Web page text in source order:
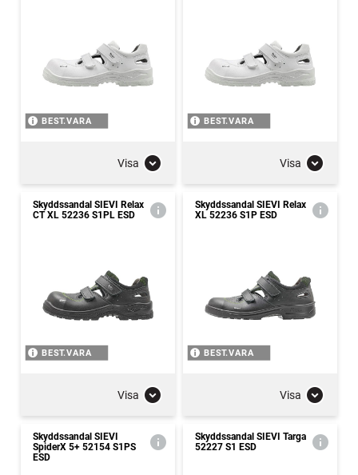
BEST.VARA
Visa
BEST.VARA
Visa
Skyddssandal SIEVI Relax
CT XL 52236 S1PL ESD
BEST.VARA
Visa
Skyddssandal SIEVI Relax
XL 52236 S1P ESD
BEST.VARA
Visa
Skyddssandal SIEVI
SpiderX 5+ 52154 S1PS
ESD
Skyddssandal SIEVI Targa
52227 S1 ESD